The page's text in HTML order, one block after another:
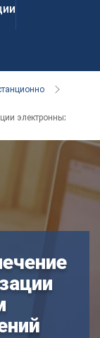
электронных